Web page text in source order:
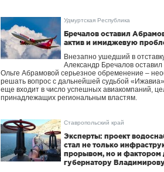
Удмуртская Республика
Бречалов оставил
актив и имиджевую
Внезапно ушедший в
Александр Бречалов
Ольге Абрамовой серьезное обременение –
решать вопрос с дальнейшей судьбой
еще входит в число успешных авиакомпаний,
принадлежащих региональным властям.
Ставропольский край
Эксперты: проект
стал не только
прорывом, но и фактором
губернатору